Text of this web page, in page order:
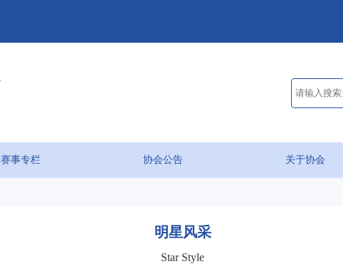
赛事专栏 协会公告 关于协会
明星风采
Star Style